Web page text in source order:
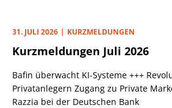
31. JULI 2026 KURZMELDUNGEN
Kurzmeldungen Juli 2026
Bafin überwacht KI-Systeme +++
Privatanlegern Zugang zu Private
Razzia bei der Deutschen Bank